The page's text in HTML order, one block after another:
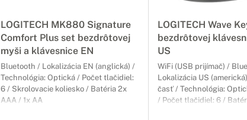
LOGITECH MK880 Signature
Comfort Plus set bezdrôtovej
myši a klávesnice EN
Bluetooth / Lokalizácia EN (anglická) /
Technológia: Optická / Počet tlačidiel:
6 / Skrolovacie koliesko / Batéria 2x
AAA / 1x AA
LOGITECH Wave
bezdrôtovej
US
WiFi (USB prijímač) /
Lokalizácia US
časť / Technológia:
/ Počet tlačidiel: 6 /